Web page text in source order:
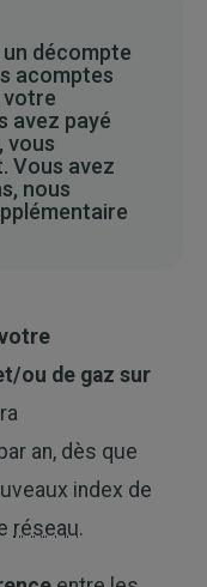
décompte
acomptes
votre
avez payé
vous
Vous avez
nous
ou de gaz sur
an, dès que
index de
réseau.